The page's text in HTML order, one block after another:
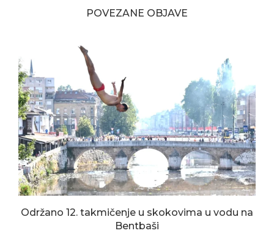
POVEZANE OBJAVE
Održano 12. takmičenje u skokovima u vodu na
Bentbaši